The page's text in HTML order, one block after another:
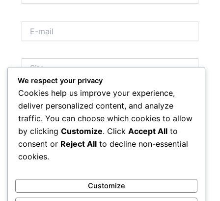
mail
Enregistrer mon nom, mon e-mail et mon site dans
le navigateur pour mon prochain commentaire.
We respect your privacy
Cookies help us improve your experience,
deliver personalized content, and analyze
traffic. You can choose which cookies to allow
by clicking Customize. Click Accept All to
consent or Reject All to decline non-essential
cookies.
Customize